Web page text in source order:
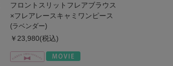
フロントスリットフレアブラウス
×フレアレースキャミワンピース
(ラベンダー)
￥23,980(税込)